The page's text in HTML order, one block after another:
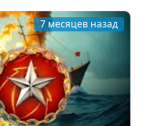
7 месяцев назад